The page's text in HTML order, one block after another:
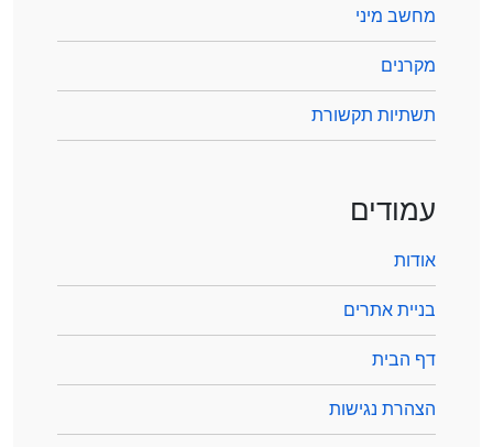
מחשב מיני
מקרנים
תשתיות תקשורת
עמודים
אודות
בניית אתרים
דף הבית
הצהרת נגישות